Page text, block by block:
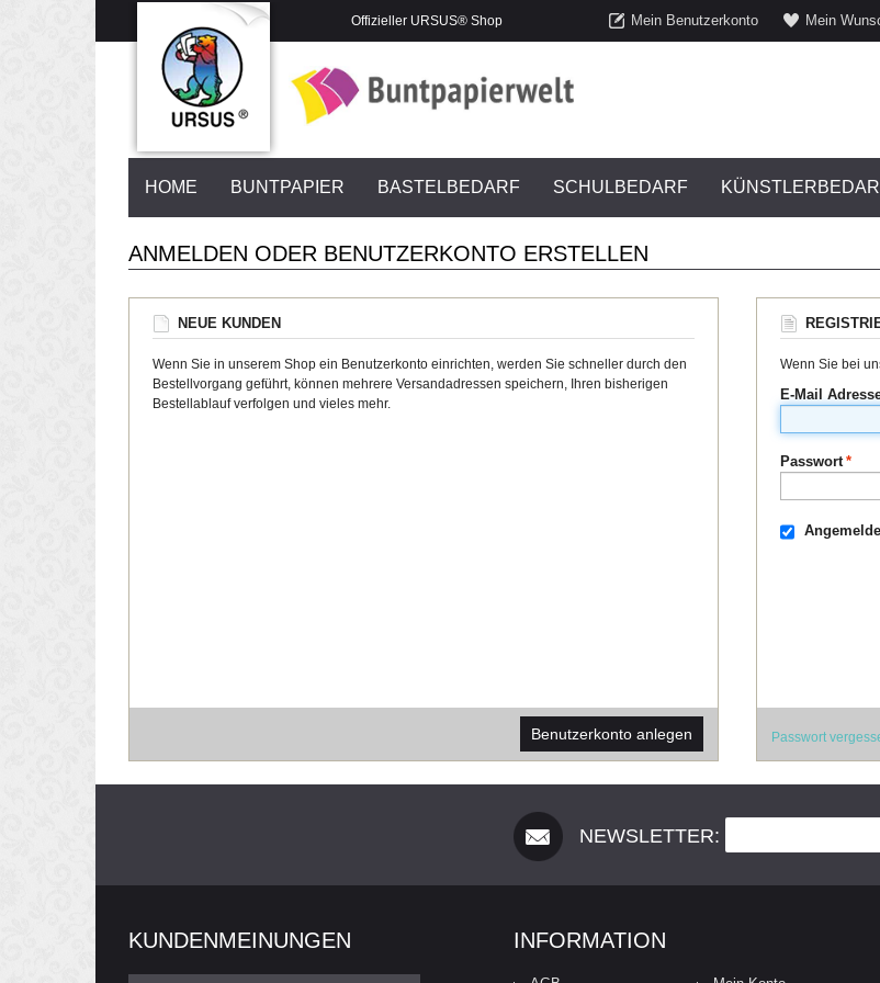
Offizieller URSUS® Shop Mein Benutzerkonto Mein
HOME BUNTPAPIER BASTELBEDARF SCHULBEDARF
ANMELDEN ODER BENUTZERKONTO ERSTELLEN
NEUE KUNDEN
Wenn Sie in unserem Shop ein Benutzerkonto einrichten, werden Sie schneller durch den
Bestellvorgang geführt, können mehrere Versandadressen speichern, Ihren bisherigen
Bestellablauf verfolgen und vieles mehr.
Wenn Sie bei
E-Mail
*
Passwort
Benutzerkonto anlegen Passwort
NEWSLETTER:
KUNDENMEINUNGEN INFORMATION